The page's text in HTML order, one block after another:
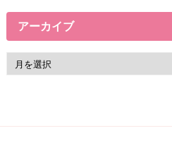
アーカイブ
ー
ブ